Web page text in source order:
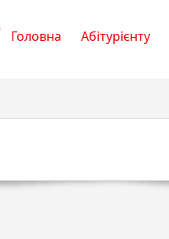
Головна Абітурієнту